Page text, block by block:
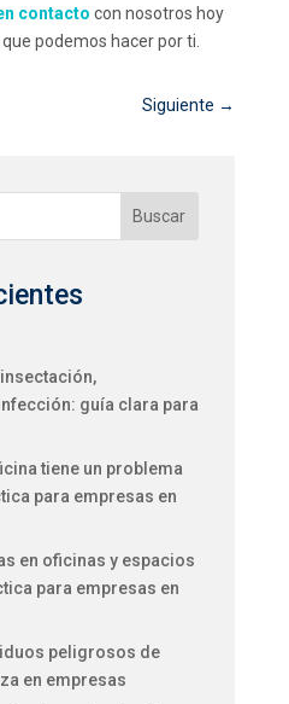
contacto con nosotros hoy
podemos hacer por ti.
Siguiente →
Buscar
guía clara para
tiene un problema
para empresas en
en oficinas y espacios
para empresas en
peligrosos de
en empresas